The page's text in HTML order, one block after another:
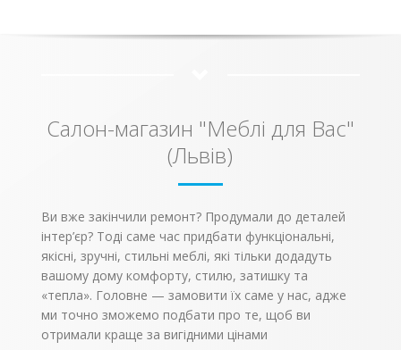
стінка Верона буде
рішенням для вашої
стійка, зручна і міцна.
Форма дивана і
підлокітниками стане
центральним
елементом інтер’єру
та дозволить
комфортно
влаштуватися під час
відпочинку. У
комплект дивана
входять 3 подушки.
Механізм
закритих поличок,
габарити, дана
модель виглядає дуже
колірній коктейль, як
«венге темний / дуб
Самоа», що додає
особливу родзинку
загальній стилістиці
об’єкта. Головною
виробничою
сировиною
послужила ДСП, а для
Салон-магазин "Меблі для Вас"
(Львів)
Ви вже закінчили ремонт? Продумали до деталей
інтер’єр? Тоді саме час придбати функціональні,
якісні, зручні, стильні меблі, які тільки додадуть
вашому дому комфорту, стилю, затишку та
«тепла». Головне — замовити їх саме у нас, адже
ми точно зможемо подбати про те, щоб ви
отримали краще за вигідними цінами